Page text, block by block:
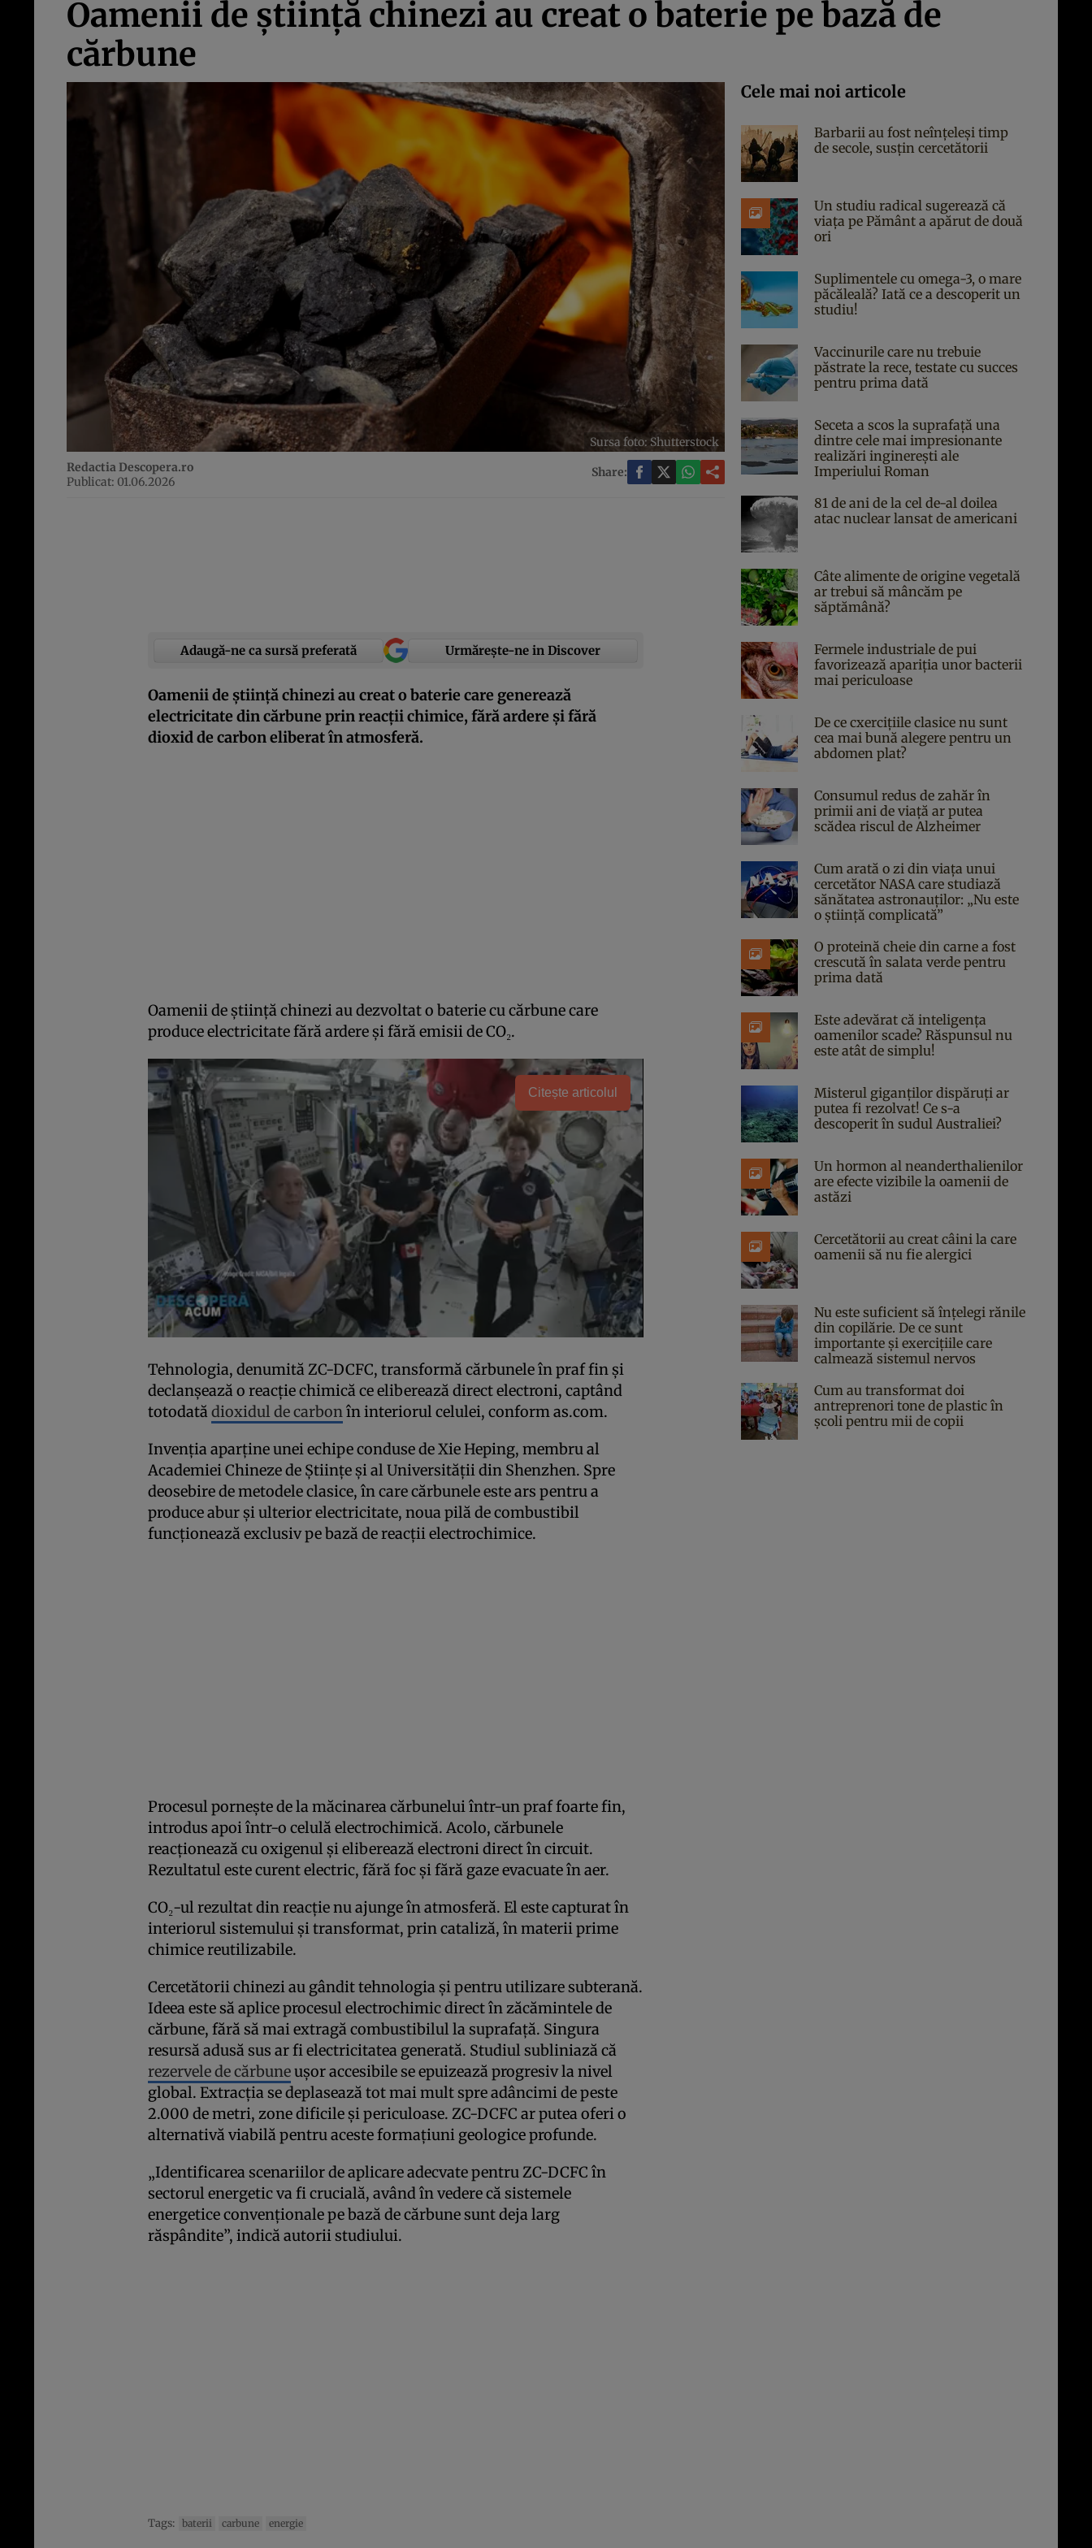
Oamenii de știință chinezi au creat o baterie pe bază de
cărbune
Sursa foto: Shutterstock
Redactia Descopera.ro
Publicat: 01.06.2026
Share:
Adaugă-ne ca sursă preferată Urmărește-ne in Discover
Oamenii de știință chinezi au creat o baterie care generează
electricitate din cărbune prin reacții chimice, fără ardere și fără
dioxid de carbon eliberat în atmosferă.
Oamenii de știință chinezi au dezvoltat o baterie cu cărbune care
produce electricitate fără ardere și fără emisii de CO₂.
Citește articolul
Tehnologia, denumită ZC-DCFC, transformă cărbunele în praf fin și
declanșează o reacție chimică ce eliberează direct electroni, captând
totodatădioxidul de carbonîn interiorul celulei, conform as.com.
Invenția aparține unei echipe conduse de Xie Heping, membru al
Academiei Chineze de Științe și al Universității din Shenzhen. Spre
deosebire de metodele clasice, în care cărbunele este ars pentru a
produce abur și ulterior electricitate, noua pilă de combustibil
funcționează exclusiv pe bază de reacții electrochimice.
Procesul pornește de la măcinarea cărbunelui într-un praf foarte fin,
introdus apoi într-o celulă electrochimică. Acolo, cărbunele
reacționează cu oxigenul și eliberează electroni direct în circuit.
Rezultatul este curent electric, fără foc și fără gaze evacuate în aer.
CO₂-ul rezultat din reacție nu ajunge în atmosferă. El este capturat în
interiorul sistemului și transformat, prin cataliză, în materii prime
chimice reutilizabile.
Cercetătorii chinezi au gândit tehnologia și pentru utilizare subterană.
Ideea este să aplice procesul electrochimic direct în zăcămintele de
cărbune, fără să mai extragă combustibilul la suprafață. Singura
resursă adusă sus ar fi electricitatea generată. Studiul subliniază că
rezervele de cărbuneușor accesibile se epuizează progresiv la nivel
global. Extracția se deplasează tot mai mult spre adâncimi de peste
2.000 de metri, zone dificile și periculoase. ZC-DCFC ar putea oferi o
alternativă viabilă pentru aceste formațiuni geologice profunde.
„Identificarea scenariilor de aplicare adecvate pentru ZC-DCFC în
sectorul energetic va fi crucială, având în vedere că sistemele
energetice convenționale pe bază de cărbune sunt deja larg
răspândite”, indică autorii studiului.
Tags: baterii carbune energie
Cele mai noi articole
Barbarii au fost neînțeleși timp
de secole, susțin cercetătorii
Un studiu radical sugerează că
viața pe Pământ a apărut de două
ori
Suplimentele cu omega-3, o mare
păcăleală? Iată ce a descoperit un
studiu!
Vaccinurile care nu trebuie
păstrate la rece, testate cu succes
pentru prima dată
Seceta a scos la suprafață una
dintre cele mai impresionante
realizări inginerești ale
Imperiului Roman
81 de ani de la cel de-al doilea
atac nuclear lansat de americani
Câte alimente de origine vegetală
ar trebui să mâncăm pe
săptămână?
Fermele industriale de pui
favorizează apariția unor bacterii
mai periculoase
De ce cxercițiile clasice nu sunt
cea mai bună alegere pentru un
abdomen plat?
Consumul redus de zahăr în
primii ani de viață ar putea
scădea riscul de Alzheimer
Cum arată o zi din viața unui
cercetător NASA care studiază
sănătatea astronauților: „Nu este
o știință complicată”
O proteină cheie din carne a fost
crescută în salata verde pentru
prima dată
Este adevărat că inteligența
oamenilor scade? Răspunsul nu
este atât de simplu!
Misterul giganților dispăruți ar
putea fi rezolvat! Ce s-a
descoperit în sudul Australiei?
Un hormon al neanderthalienilor
are efecte vizibile la oamenii de
astăzi
Cercetătorii au creat câini la care
oamenii să nu fie alergici
Nu este suficient să înțelegi rănile
din copilărie. De ce sunt
importante și exercițiile care
calmează sistemul nervos
Cum au transformat doi
antreprenori tone de plastic în
școli pentru mii de copii